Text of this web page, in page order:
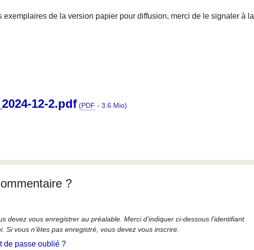
exemplaires de la version papier pour diffusion, merci de le signaler à la
12-2.pdf (PDF - 3.6 Mio)
?
devez vous enregistrer au préalable. Merci d’indiquer ci-dessous l’identifiant
Si vous n’êtes pas enregistré, vous devez vous inscrire.
de passe oublié ?